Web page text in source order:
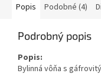
Popis Podobné (4)
Podrobný popis
Popis:
Bylinná vôňa s